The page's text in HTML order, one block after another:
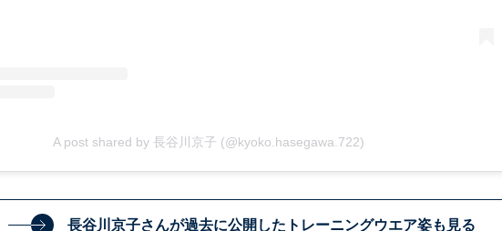
A post shared by 長谷川京子 (@kyoko.hasegawa.722)
長谷川京子さんが過去に公開したトレーニングウエア姿も見る